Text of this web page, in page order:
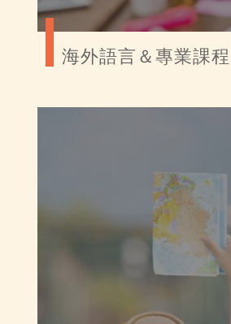
海外語言＆專業課程